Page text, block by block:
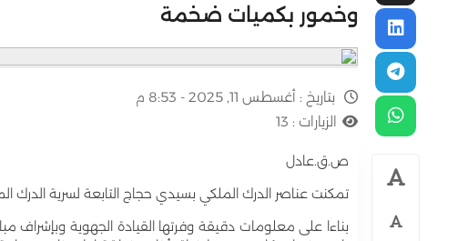
وخمور بكميات ضخمة
بتاريخ : أغسطس 11, 2025 - 8:53 م
الزيارات : 13
ص.ق.عادل
تمكنت عناصر الدرك الملكي بسيدي حجاج التابعة لسرية الدرك
بناءا على معلومات دقيقة وفرتها القيادة الجهوية